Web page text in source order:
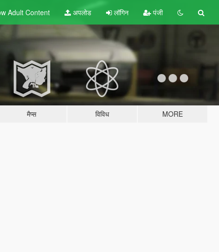
AdultContent अपलोड लॉगिन पंजी
मैप्स विविध MORE